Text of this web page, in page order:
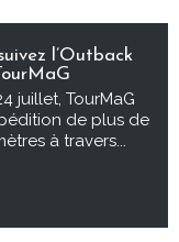
l’Outback
juillet, TourMaG
de plus de
à travers...